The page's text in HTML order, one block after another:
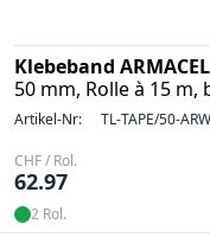
Klebeband
50 mm, Rolle à 15 m,
Artikel-Nr: TL-TAPE/50-ARW
CHF / Rol.
62.97
2 Rol.